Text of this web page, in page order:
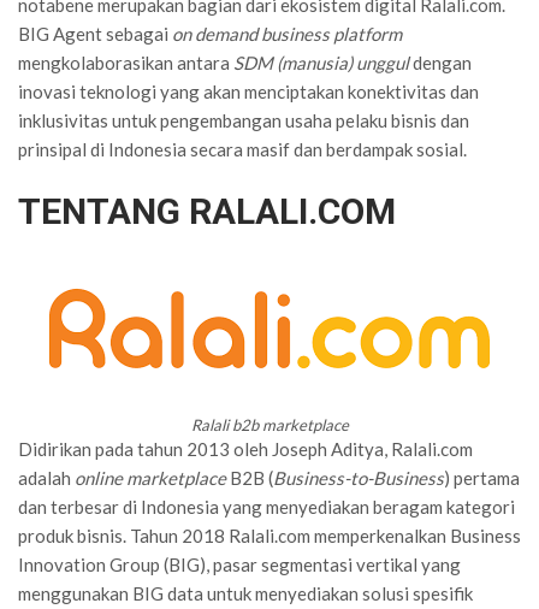
notabene merupakan bagian dari ekosistem digital Ralali.com.
BIG Agent sebagai on demand business platform
mengkolaborasikan antara SDM (manusia) ungguldengan
inovasi teknologi yang akan menciptakan konektivitas dan
inklusivitas untuk pengembangan usaha pelaku bisnis dan
prinsipal di Indonesia secara masif dan berdampak sosial.
TENTANG RALALI.COM
Ralali b2b marketplace
Didirikan pada tahun 2013 oleh Joseph Aditya, Ralali.com
adalah online marketplaceB2B (Business-to-Business) pertama
dan terbesar di Indonesia yang menyediakan beragam kategori
produk bisnis. Tahun 2018 Ralali.com memperkenalkan Business
Innovation Group (BIG), pasar segmentasi vertikal yang
menggunakan BIG data untuk menyediakan solusi spesifik